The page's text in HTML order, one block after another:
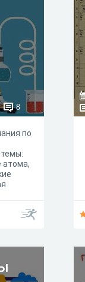
8
по
атома,